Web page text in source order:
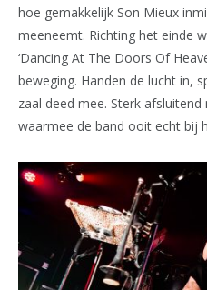
hoe gemakkelijk Son Mieux
meeneemt. Richting het einde
‘Dancing At The Doors Of
beweging. Handen de lucht in,
zaal deed mee. Sterk
waarmee de band ooit echt bij